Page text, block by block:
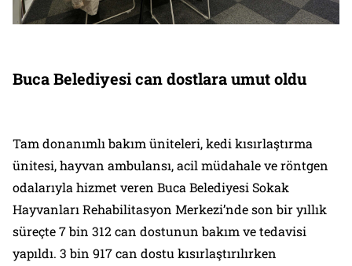
Buca Belediyesi can dostlara umut oldu
Tam donanımlı bakım üniteleri, kedi kısırlaştırma
ünitesi, hayvan ambulansı, acil müdahale ve röntgen
odalarıyla hizmet veren Buca Belediyesi Sokak
Hayvanları Rehabilitasyon Merkezi’nde son bir yıllık
süreçte 7 bin 312 can dostunun bakım ve tedavisi
yapıldı. 3 bin 917 can dostu kısırlaştırılırken